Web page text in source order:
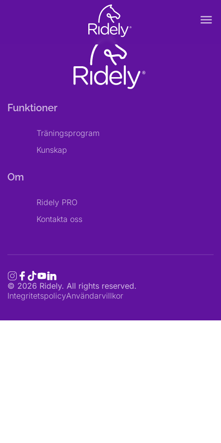
menu
Funktioner
Träningsprogram
Kunskap
Om
Ridely PRO
Kontakta oss
© 2026 Ridely. All rights reserved.
IntegritetspolicyAnvändarvillkor